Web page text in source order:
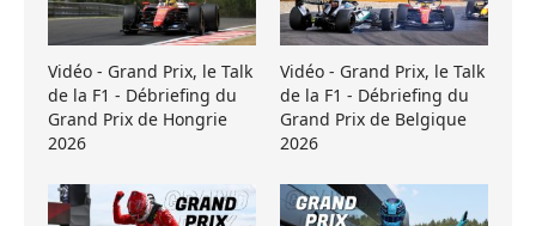
Vidéo - Grand Prix, le Talk
de la F1 - Débriefing du
Grand Prix de Hongrie
2026
Vidéo - Grand Prix, le Talk
de la F1 - Débriefing du
Grand Prix de Belgique
2026